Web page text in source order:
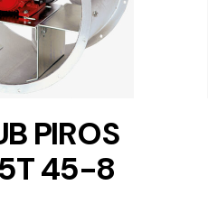
PIROS
45-8